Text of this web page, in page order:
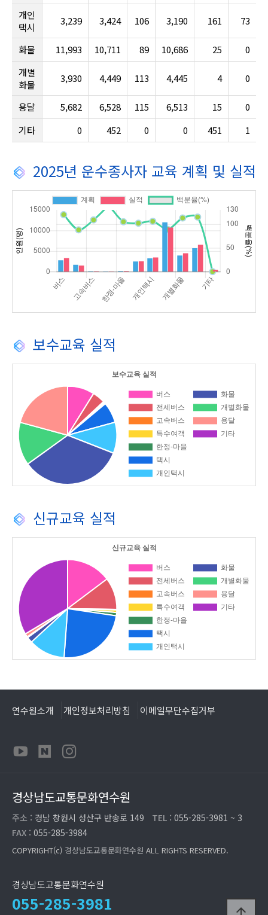
개인
택시
3,239 3,424 106 3,190 161 73
화물 11,993 10,711 89 10,686 25
0
개별
화물
3,930 4,449 113 4,445 4 0
용달 5,682 6,528 115 6,513 15
0
기타
0 452 0 0 451 1
2025년 운수종사자 교육 계획 및 실적
보수교육 실적
신규교육 실적
연수원소개 개인정보처리방침 이메일무단수집거부
경상남도교통문화연수원
주소 : 경남 창원시 성산구 반송로 149 TEL : 055-285-3981 ~ 3
FAX : 055-285-3984
COPYRIGHT(c) 경상남도교통문화연수원 ALL RIGHTS RESERVED.
경상남도교통문화연수원
055-285-3981 arrow_upward